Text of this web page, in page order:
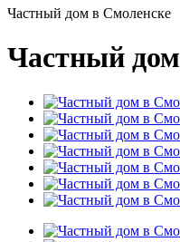
Частный дом в Смоленске
Частный